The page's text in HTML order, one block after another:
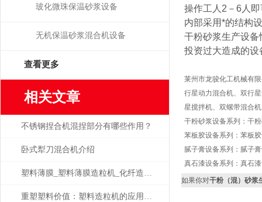
玻化微珠保温砂浆设备
无机保温砂浆混合机设备
查看更多
相关文章
不锈钢捏合机混捏部分有哪些作用？
卧式犁刀混合机介绍
塑料薄膜_塑料薄膜造粒机_化纤造粒机简介
重塑塑料价值：塑料造粒机的应用特点与产业赋能​
操作工人2－6人
内部采用*的结构
干粉砂浆生产设
投资过大造成的
莱州市龙骏化工机械有
行星动力混合机、双行
星搅拌机、双螺带混合
干粉砂浆设备系列：干
苯板胶设备系列：苯板
腻子膏设备系列：腻子
真石漆设备系列：真石
如果你对干粉（混）砂浆